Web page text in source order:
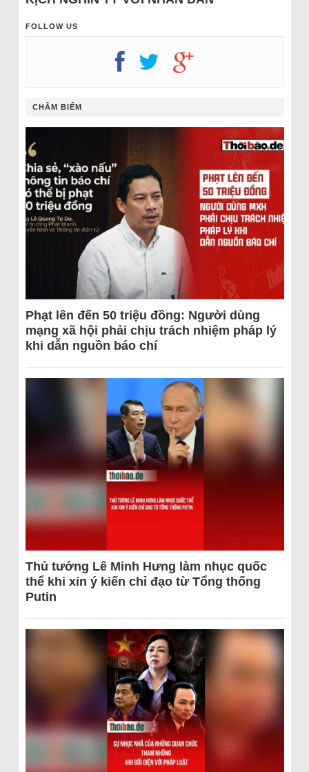
FOLLOW US
CHÂM BIẾM
Phạt lên đến 50 triệu đồng: Người dùng
mạng xã hội phải chịu trách nhiệm pháp lý
khi dẫn nguồn báo chí
Thủ tướng Lê Minh Hưng làm nhục quốc
thể khi xin ý kiến chỉ đạo từ Tổng thống
Putin